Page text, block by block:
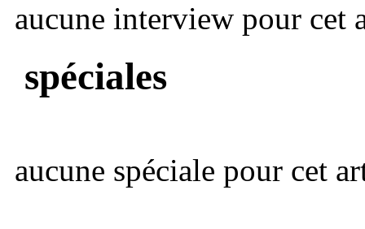
aucune interview pour cet
spéciales
aucune spéciale pour cet